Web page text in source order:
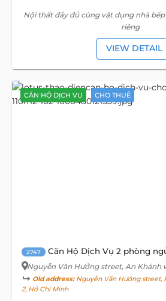
Nội thất đầy đủ cùng vật dụng nhà
riêng
VIEW DETAIL
CĂN HỘ DỊCH VỤ CHO THUÊ
2747 Căn Hộ Dịch Vụ 2 phòng
Nguyễn Văn Hưởng street, An Khánh
Old address:Nguyễn Văn Hưởng street,
2, Hồ Chí Minh